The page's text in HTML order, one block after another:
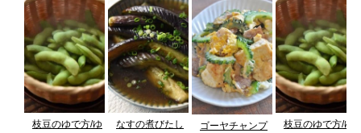
枝豆のゆで方/ゆ
なすの煮びたし
ゴーヤチャンプ
枝豆のゆで方/ゆ